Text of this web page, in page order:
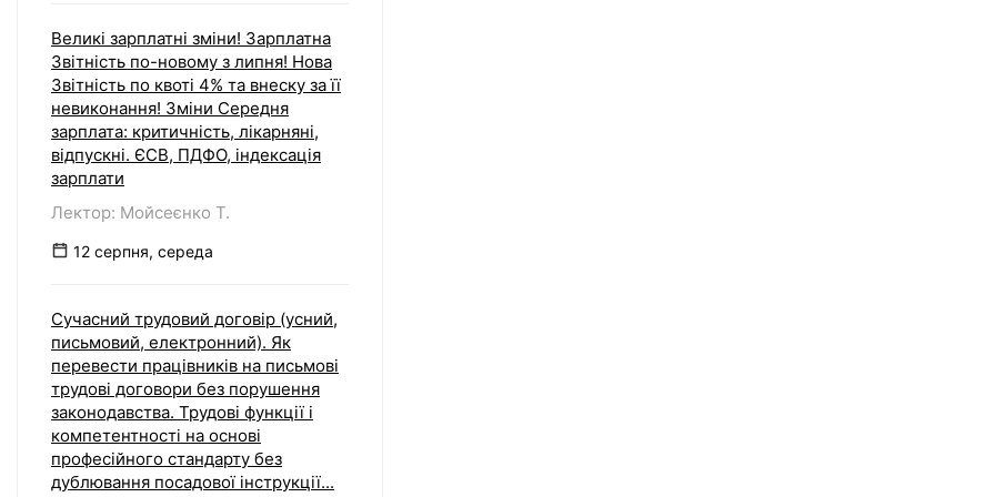
Великі зарплатні зміни! Зарплатна
Звітність по-новому з липня! Нова
Звітність по квоті 4% та внеску за її
невиконання! Зміни Середня
зарплата: критичність, лікарняні,
відпускні. ЄСВ, ПДФО, індексація
зарплати
Лектор: Мойсеєнко Т.
12 серпня, середа
Сучасний трудовий договір (усний,
письмовий, електронний). Як
перевести працівників на письмові
трудові договори без порушення
законодавства. Трудові функції і
компетентності на основі
професійного стандарту без
дублювання посадової інструкції...